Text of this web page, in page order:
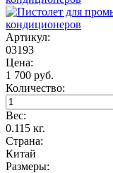
Артикул:
03193
Цена:
1 700 руб.
Количество:
Вес:
0.115 кг.
Страна:
Китай
Размеры: